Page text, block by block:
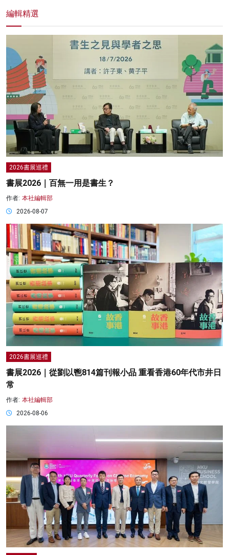
編輯精選
2026書展巡禮
書展2026｜百無一用是書生？
作者: 本社編輯部
2026-08-07
2026書展巡禮
書展2026｜從劉以鬯814篇刊報小品 重看香港60年代市井日
常
作者: 本社編輯部
2026-08-06